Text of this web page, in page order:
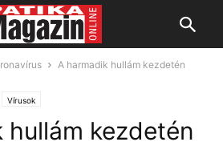
A harmadik hullám kezdetén
Vírusok
hullám kezdetén